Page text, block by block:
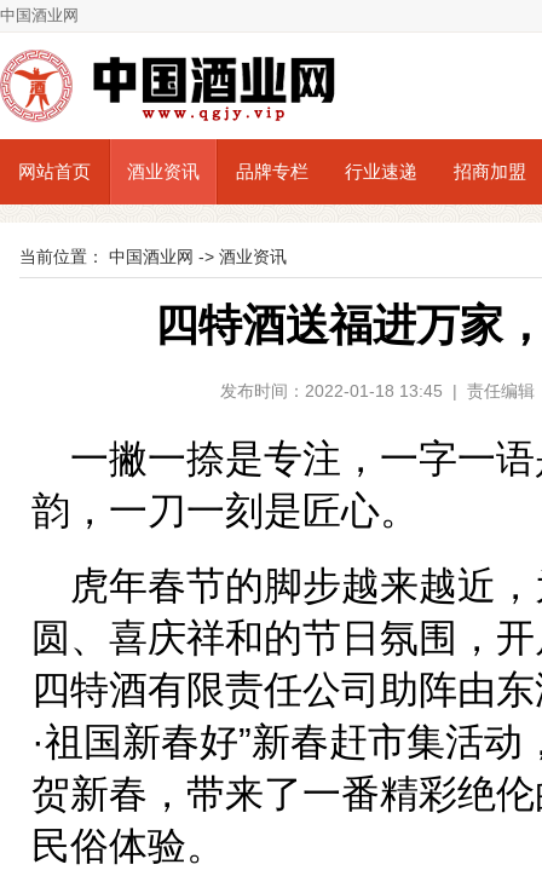
中国酒业网
网站首页 酒业资讯 品牌专栏 行业速递 招商加盟
当前位置： 中国酒业网 -> 酒业资讯
四特酒送福进万家
发布时间：2022-01-18 13:45 | 责任编
一撇一捺是专注，一字一
韵，一刀一刻是匠心。
虎年春节的脚步越来越近
圆、喜庆祥和的节日氛围，
四特酒有限责任公司助阵由
·祖国新春好”新春赶市集活
贺新春，带来了一番精彩绝
民俗体验。